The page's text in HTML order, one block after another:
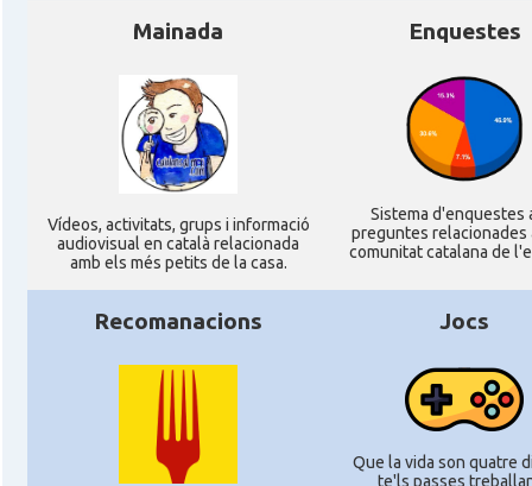
Mainada
Ví­deos, activitats, grups i informació
audiovisual en català relacionada
amb els més petits de la casa.
Enquestes
Sistema d'enquestes
preguntes relacionades
comunitat catalana de
Recomanacions Jocs
Que la vida son quatre
te'ls passes